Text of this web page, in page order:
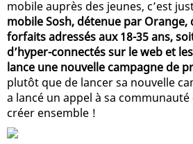
mobile auprès des jeunes, c’est
mobile Sosh, détenue par Orange,
forfaits adressés aux 18-35 ans,
d’hyper-connectés sur le web et
lance une nouvelle campagne de
plutôt que de lancer sa nouvelle
a lancé un appel à sa communauté
créer ensemble !